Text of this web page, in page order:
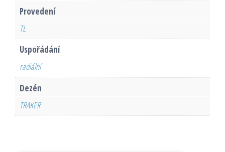
Provedení
TL
Uspořádání
radiální
Dezén
TRAKER